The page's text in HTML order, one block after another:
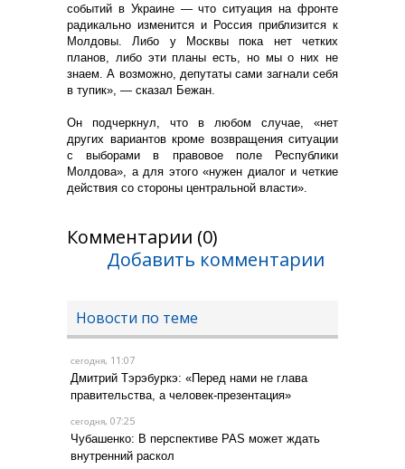
событий в Украине — что ситуация на фронте
радикально изменится и Россия приблизится к
Молдовы. Либо у Москвы пока нет четких
планов, либо эти планы есть, но мы о них не
знаем. А возможно, депутаты сами загнали себя
в тупик», — сказал Бежан.
Он подчеркнул, что в любом случае, «нет
других вариантов кроме возвращения ситуации
с выборами в правовое поле Республики
Молдова», а для этого «нужен диалог и четкие
действия со стороны центральной власти».
Комментарии (0)
Добавить комментарии
Новости по теме
сегодня, 11:07
Дмитрий Тэрэбуркэ: «Перед нами не глава
правительства, а человек-презентация»
сегодня, 07:25
Чубашенко: В перспективе PAS может ждать
внутренний раскол